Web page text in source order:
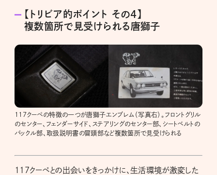
【トリビア的ポイント その4】
複数箇所で見受けられる唐獅子
117クーペの特徴の一つが唐獅子エンブレム（写真右）。フロントグリル
のセンター、フェンダーサイド、ステアリングのセンター部、シートベルトの
バックル部、取扱説明書の冒頭部など複数箇所で見受けられる
117クーペとの出会いをきっかけに、生活環境が激変した